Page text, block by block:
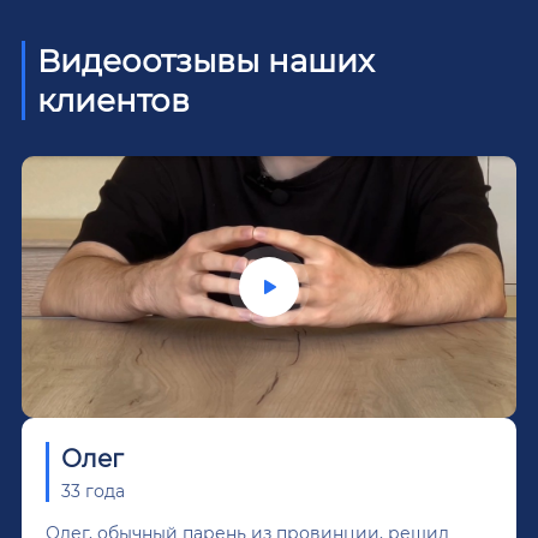
Видеоотзывы наших
клиентов
Олег
33 года
Олег, обычный парень из провинции, решил